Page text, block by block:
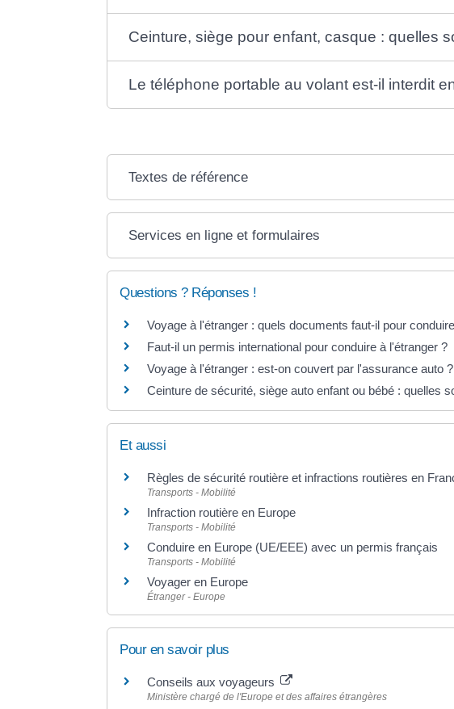
Ceinture, siège pour enfant, casque : quelles
Le téléphone portable au volant est-il interdit
Textes de référence
Services en ligne et formulaires
Questions ? Réponses !
Voyage à l'étranger : quels documents faut-il pour
Faut-il un permis international pour conduire à l'étranger ?
Voyage à l'étranger : est-on couvert par l'assurance auto ?
Ceinture de sécurité, siège auto enfant ou bébé : quelles
Et aussi
Règles de sécurité routière et infractions routières en
Transports - Mobilité
Infraction routière en Europe
Transports - Mobilité
Conduire en Europe (UE/EEE) avec un permis français
Transports - Mobilité
Voyager en Europe
Étranger - Europe
Pour en savoir plus
Conseils aux voyageurs
Ministère chargé de l'Europe et des affaires étrangères